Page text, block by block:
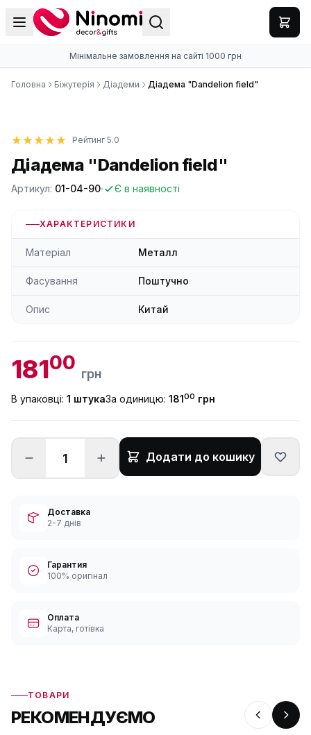
Мінімальне замовлення на сайті 1000 грн
Головна Біжутерія Діадеми Діадема "Dandelion field"
Рейтинг 5.0
Діадема "Dandelion field"
Артикул: 01-04-90 Є в наявності
ХАРАКТЕРИСТИКИ
Матеріал Металл
Фасування Поштучно
Опис Китай
18100 грн
В упаковці: 1 штукаЗа одиницю: 18100 грн
Додати до кошику
Доставка
2-7 днів
Гарантия
100% оригінал
Оплата
Карта, готівка
ТОВАРИ
РЕКОМЕНДУЄМО